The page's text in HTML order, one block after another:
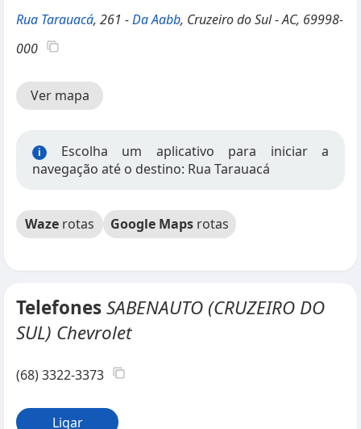
Rua Tarauacá, 261 -Da Aabb, Cruzeiro do Sul - AC, 69998-
000
Ver mapa
i
Escolha um aplicativo para iniciar a
navegação até o destino: Rua Tarauacá
Waze rotas Google Maps rotas
TelefonesSABENAUTO (CRUZEIRO DO
SUL) Chevrolet
(68) 3322-3373
Ligar